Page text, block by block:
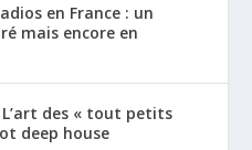
en France : un
mais encore en
des « tout petits
deep house